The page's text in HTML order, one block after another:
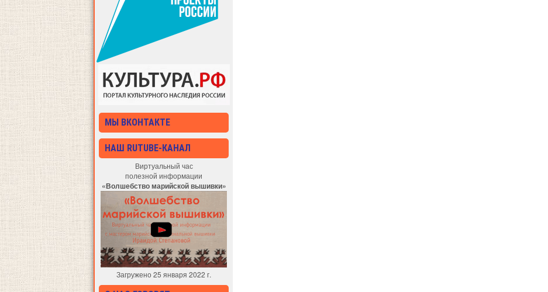
МЫ ВКОНТАКТЕ
НАШ RUTUBE-КАНАЛ
Виртуальный час
полезной информации
«Волшебство марийской вышивки»
Загружено 25 января 2022 г.